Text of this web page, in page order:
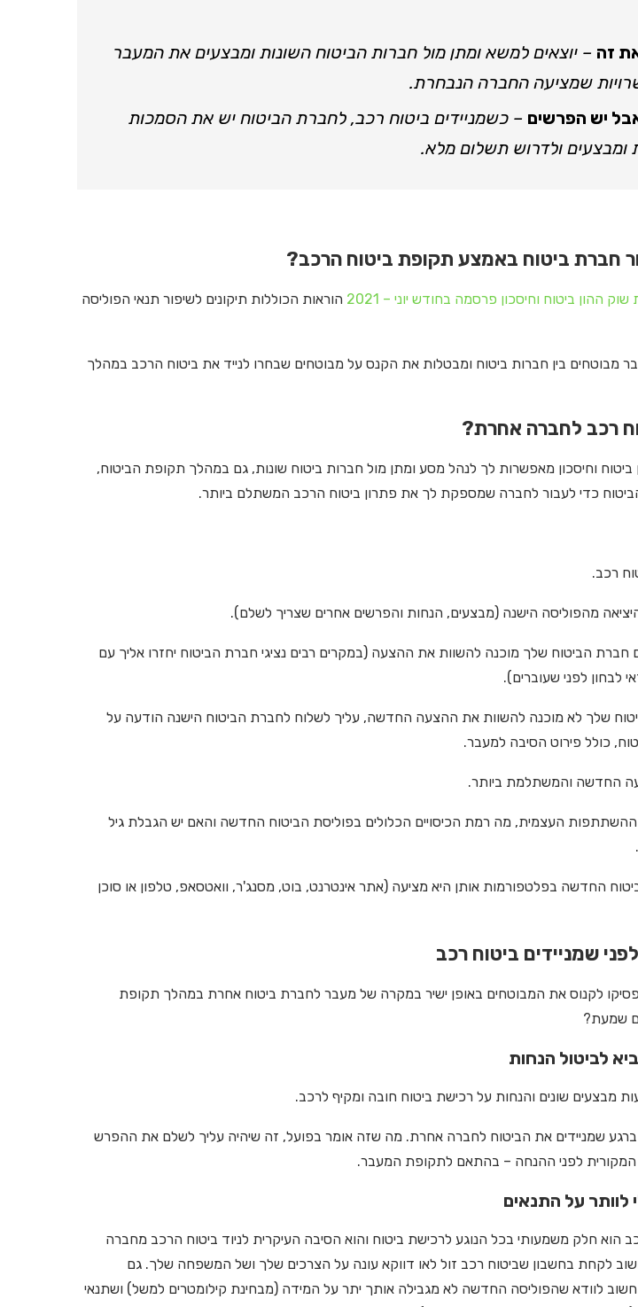
זה – יוצאים למשא ומתן מול חברות הביטוח השונות ומבצעים את המעבר
שמציעה החברה הנבחרת.
יש הפרשים – כשמניידים ביטוח רכב, לחברת הביטוח יש את הסמכות
ומבצעים ולדרוש תשלום מלא.
חברת ביטוח באמצע תקופת ביטוח הרכב?
ההון ביטוח וחיסכון פרסמה בחודש יוני – 2021
הוראות הכוללות תיקונים לשיפור תנאי הפוליסה
מבוטחים בין חברות ביטוח ומבטלות את הקנס על מבוטחים שבחרו לנייד את ביטוח הרכב במהלך
רכב לחברה אחרת?
וחיסכון מאפשרות לך לנהל מסע ומתן מול חברות ביטוח שונות, גם במהלך תקופת הביטוח,
כדי לעבור לחברה שמספקת לך את פתרון ביטוח הרכב המשתלם ביותר.
רכב.
מהפוליסה הישנה (מבצעים, הנחות והפרשים אחרים שצריך לשלם).
חברת הביטוח שלך מוכנה להשוות את ההצעה (במקרים רבים נציגי חברת הביטוח יחזרו אליך עם
לבחון לפני שעוברים).
שלך לא מוכנה להשוות את ההצעה החדשה, עליך לשלוח לחברת הביטוח הישנה הודעה על
כולל פירוט הסיבה למעבר.
החדשה והמשתלמת ביותר.
ההשתתפות העצמית, מה רמת הכיסויים הכלולים בפוליסת הביטוח החדשה והאם יש הגבלת גיל
החדשה בפלטפורמות אותן היא מציעה (אתר אינטרנט, בוט, מסנג'ר, וואטסאפ, טלפון או סוכן
שמניידים ביטוח רכב
לקנוס את המבוטחים באופן ישיר במקרה של מעבר לחברת ביטוח אחרת במהלך תקופת
שמעת?
לביטול הנחות
מבצעים שונים והנחות על רכישת ביטוח חובה ומקיף לרכב.
שמניידים את הביטוח לחברה אחרת. מה שזה אומר בפועל, זה שיהיה עליך לשלם את ההפרש
המקורית לפני ההנחה – בהתאם לתקופת המעבר.
לוותר על התנאים
הוא חלק משמעותי בכל הנוגע לרכישת ביטוח והוא הסיבה העיקרית לניוד ביטוח הרכב מחברה
לקחת בחשבון שביטוח רכב זול לאו דווקא עונה על הצרכים שלך ושל המשפחה שלך. גם
לוודא שהפוליסה החדשה לא מגבילה אותך יתר על המידה (מבחינת קילומטרים למשל) ושתנאי